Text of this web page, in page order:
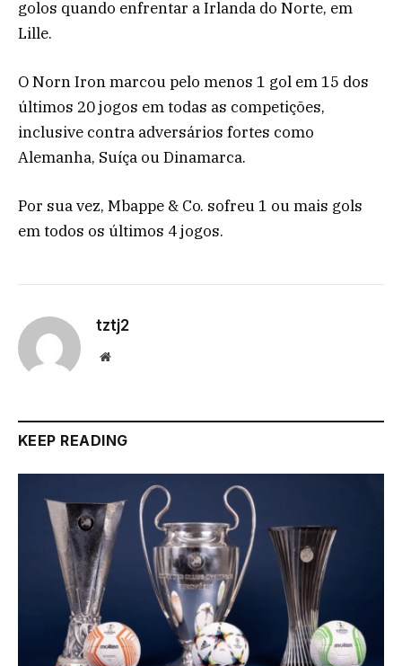
golos quando enfrentar a Irlanda do Norte, em
Lille.
O Norn Iron marcou pelo menos 1 gol em 15 dos
últimos 20 jogos em todas as competições,
inclusive contra adversários fortes como
Alemanha, Suíça ou Dinamarca.
Por sua vez, Mbappe & Co. sofreu 1 ou mais gols
em todos os últimos 4 jogos.
tztj2
Website
KEEP READING